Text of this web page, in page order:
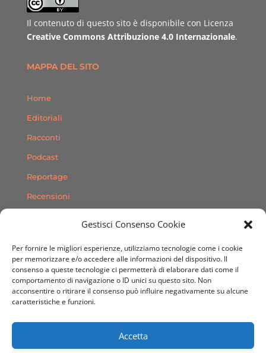
Gestisci Consenso Cookie
Per fornire le migliori esperienze, utilizziamo tecnologie come i cookie
per memorizzare e/o accedere alle informazioni del dispositivo. Il
consenso a queste tecnologie ci permetterà di elaborare dati come il
comportamento di navigazione o ID unici su questo sito. Non
acconsentire o ritirare il consenso può influire negativamente su alcune
caratteristiche e funzioni.
Accetta
Il contenuto di questo sito è disponibile con Licenza
Creative Commons Attribuzione 4.0 Internazionale.
MAPPA DEL SITO
Home
Editoriali
Racconti
Podcast
Reportage
Recensioni
Contatti
SEGUICI SUI SOCIAL